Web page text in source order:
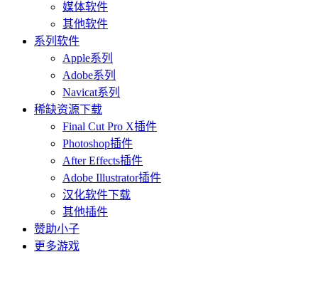
媒体软件
其他软件
系列软件
Apple系列
Adobe系列
Navicat系列
稀缺资源下载
Final Cut Pro X插件
Photoshop插件
After Effects插件
Adobe Illustrator插件
汉化软件下载
其他插件
赞助小子
更多游戏